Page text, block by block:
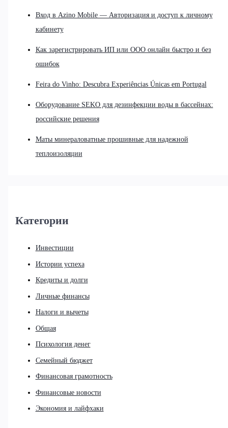
Вход в Azino Mobile — Авторизация и доступ к личному
кабинету
Как зарегистрировать ИП или ООО онлайн быстро и без
ошибок
Feira do Vinho: Descubra Experiências Únicas em Portugal
Оборудование SEKO для дезинфекции воды в бассейнах:
российские решения
Маты минераловатные прошивные для надежной
теплоизоляции
Категории
Инвестиции
Истории успеха
Кредиты и долги
Личные финансы
Налоги и вычеты
Общая
Психология денег
Семейный бюджет
Финансовая грамотность
Финансовые новости
Экономия и лайфхаки